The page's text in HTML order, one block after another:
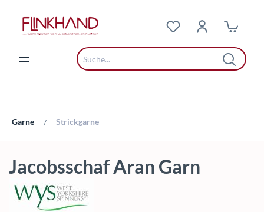
Garne / Strickgarne
Jacobsschaf Aran Garn